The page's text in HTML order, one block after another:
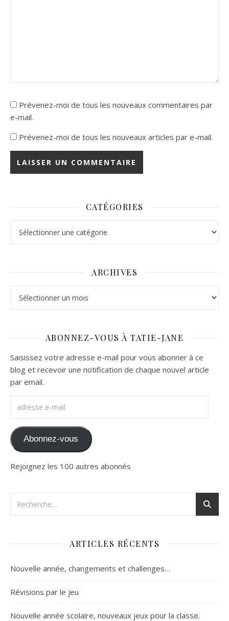
Prévenez-moi de tous les nouveaux commentaires par
e-mail.
Prévenez-moi de tous les nouveaux articles par e-mail.
CATÉGORIES
ARCHIVES
ABONNEZ-VOUS À TATIE-JANE
Saisissez votre adresse e-mail pour vous abonner à ce
blog et recevoir une notification de chaque nouvel article
par email.
Abonnez-vous
Rejoignez les 100 autres abonnés
ARTICLES RÉCENTS
Nouvelle année, changements et challenges…
Révisions par le jeu
Nouvelle année scolaire, nouveaux jeux pour la classe.